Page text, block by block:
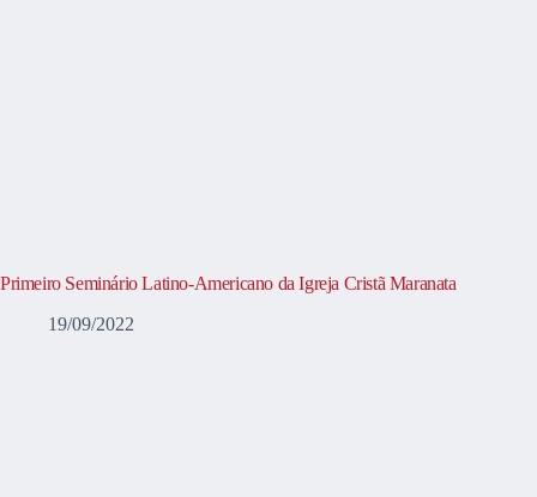
Primeiro Seminário Latino-Americano da Igreja Cristã Maranata
19/09/2022